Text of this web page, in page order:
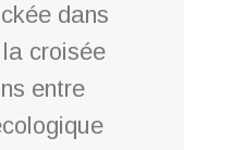
dans
croisée
entre